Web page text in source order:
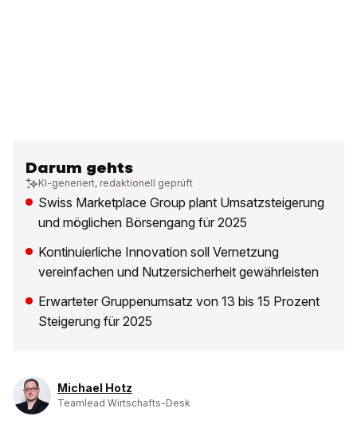
Darum gehts
KI-generiert, redaktionell geprüft
Swiss Marketplace Group plant Umsatzsteigerung
und möglichen Börsengang für 2025
Kontinuierliche Innovation soll Vernetzung
vereinfachen und Nutzersicherheit gewährleisten
Erwarteter Gruppenumsatz von 13 bis 15 Prozent
Steigerung für 2025
Michael Hotz
Teamlead Wirtschafts-Desk